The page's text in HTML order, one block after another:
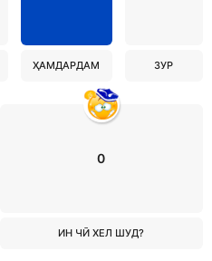
ҲАМДАРДАМ ЗУР
0
ИН ЧӢ ХЕЛ ШУД?